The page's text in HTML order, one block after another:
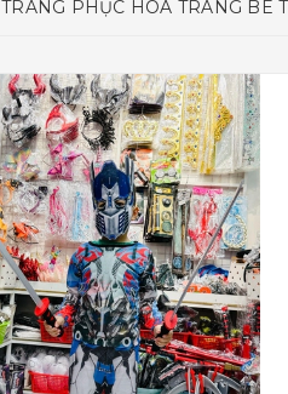
TRANG PHỤC HOÁ TRANG BÉ